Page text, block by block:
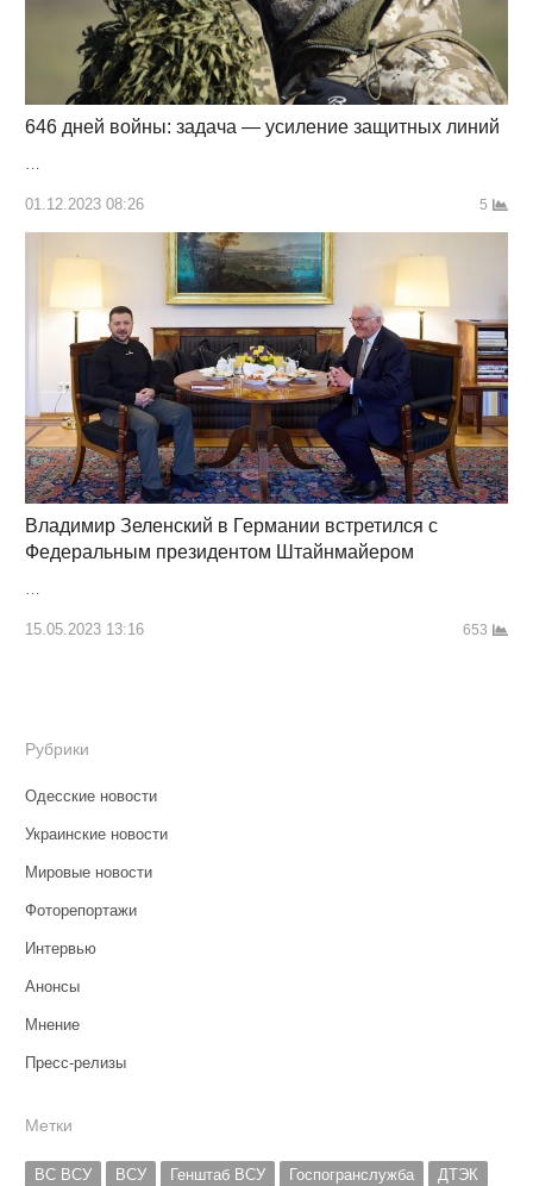
646 дней войны: задача — усиление защитных линий
…
01.12.2023 08:26 5
Владимир Зеленский в Германии встретился с
Федеральным президентом Штайнмайером
…
15.05.2023 13:16 653
Рубрики
Одесские новости
Украинские новости
Мировые новости
Фоторепортажи
Интервью
Анонсы
Мнение
Пресс-релизы
Метки
ВС ВСУ ВСУ Генштаб ВСУ Госпогранслужба
ДТЭК